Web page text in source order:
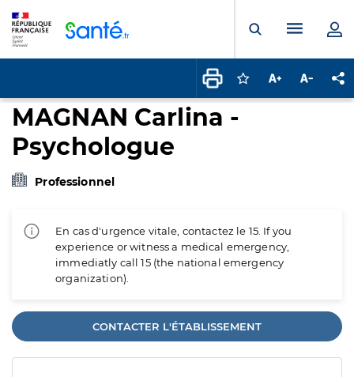
Ouvrir laMenu
Connectez-vous
Augmenter la
MAGNAN Carlina -
Psychologue
Professionnel
En cas d'urgence vitale, contactez le 15. If you
experience or witness a medical emergency,
immediatly call 15 (the national emergency
organization).
CONTACTER L'ÉTABLISSEMENT